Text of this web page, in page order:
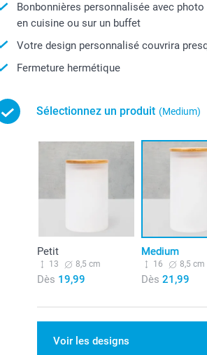
Bonbonnières personnalisée avec
en cuisine ou sur un buffet
Votre design personnalisé couvrira
Fermeture hermétique
Sélectionnez un produit (Medium)
Petit
13 8,5 cm
Dès 19,99
Medium
16 8,5 cm
Dès 21,99
Voir les designs